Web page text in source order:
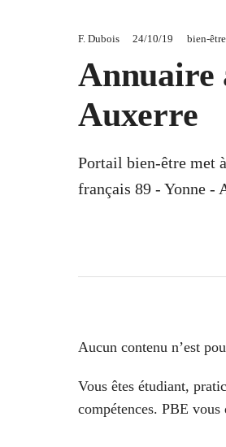
F. Dubois 24/10/19 bien-être
Annuaire
Auxerre
Portail bien-être met
français 89 - Yonne -
Aucun contenu n’est
Vous êtes étudiant,
compétences. PBE